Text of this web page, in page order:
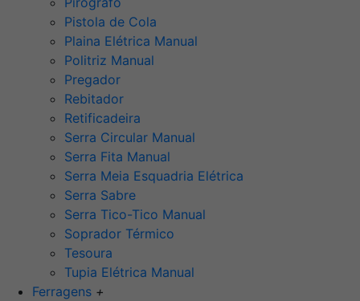
Pistola de Cola
Plaina Elétrica Manual
Politriz Manual
Pregador
Rebitador
Retificadeira
Serra Circular Manual
Serra Fita Manual
Serra Meia Esquadria Elétrica
Serra Sabre
Serra Tico-Tico Manual
Soprador Térmico
Tesoura
Tupia Elétrica Manual
Ferragens +